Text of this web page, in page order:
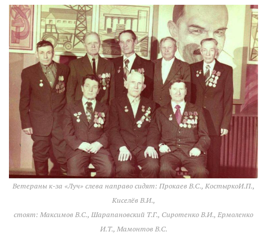
Ветераны к-за «Луч» слева направо сидят: Прокаев В.С., КостыркоИ.П.,
Киселёв В.И.,
стоят: Максимов В.С., Шарапановский Т.Г., Сиротенко В.И., Ермоленко
И.Т., Мамонтов В.С.